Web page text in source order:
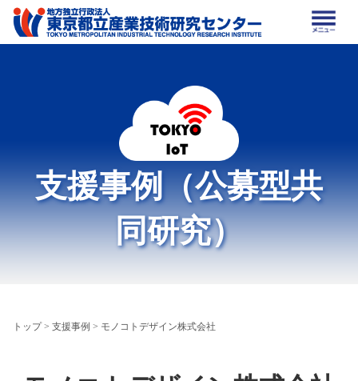
支援事例（公募型共
同研究）
トップ> 支援事例 > モノコトデザイン株式会社